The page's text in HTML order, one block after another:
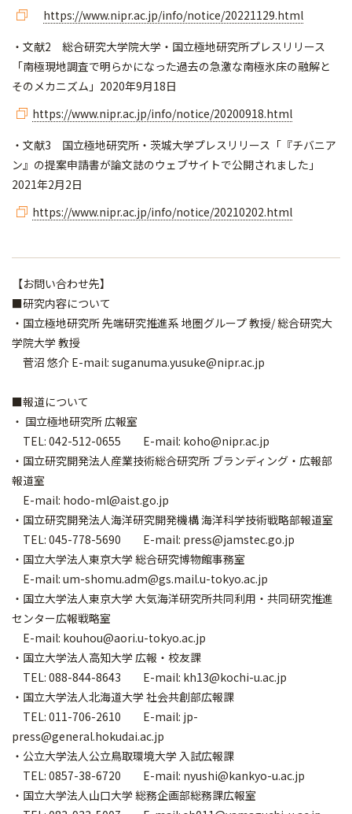
https://www.nipr.ac.jp/info/notice/20221129.html
・文献2 総合研究大学院大学・国立極地研究所プレスリリース
「南極現地調査で明らかになった過去の急激な南極氷床の融解と
そのメカニズム」2020年9月18日
https://www.nipr.ac.jp/info/notice/20200918.html
・文献3 国立極地研究所・茨城大学プレスリリース「『チバニア
ン』の提案申請書が論文誌のウェブサイトで公開されました」
2021年2月2日
https://www.nipr.ac.jp/info/notice/20210202.html
【お問い合わせ先】
■研究内容について
・国立極地研究所 先端研究推進系 地圏グループ 教授/ 総合研究大
学院大学 教授
菅沼 悠介 E-mail: suganuma.yusuke@nipr.ac.jp
■報道について
・ 国立極地研究所 広報室
TEL: 042-512-0655 E-mail: koho@nipr.ac.jp
・国立研究開発法人産業技術総合研究所 ブランディング・広報部
報道室
E-mail: hodo-ml@aist.go.jp
・国立研究開発法人海洋研究開発機構 海洋科学技術戦略部報道室
TEL: 045-778-5690 E-mail: press@jamstec.go.jp
・国立大学法人東京大学 総合研究博物館事務室
E-mail: um-shomu.adm@gs.mail.u-tokyo.ac.jp
・国立大学法人東京大学 大気海洋研究所共同利用・共同研究推進
センター広報戦略室
E-mail: kouhou@aori.u-tokyo.ac.jp
・国立大学法人高知大学 広報・校友課
TEL: 088-844-8643 E-mail: kh13@kochi-u.ac.jp
・国立大学法人北海道大学 社会共創部広報課
TEL: 011-706-2610 E-mail: jp-
press@general.hokudai.ac.jp
・公立大学法人公立鳥取環境大学 入試広報課
TEL: 0857-38-6720 E-mail: nyushi@kankyo-u.ac.jp
・国立大学法人山口大学 総務企画部総務課広報室